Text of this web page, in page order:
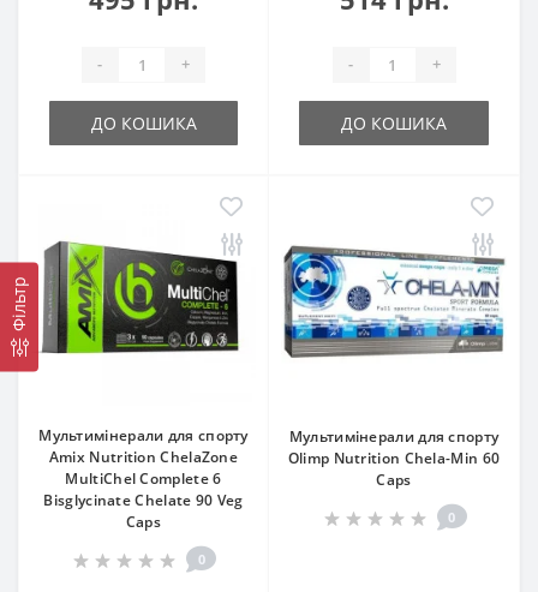
Фільтр
- +
ДО КОШИКА
- +
ДО КОШИКА
Мультимінерали для спорту
Amix Nutrition ChelaZone
MultiChel Complete 6
Bisglycinate Chelate 90 Veg
Caps
0
Мультимінерали для спорту
Olimp Nutrition Chela-Min 60
Caps
0